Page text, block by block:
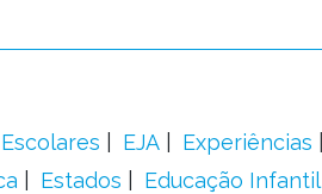
EJA
Experiências
Estados
Educação Infantil